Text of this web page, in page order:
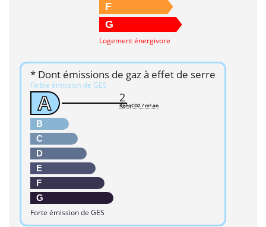
F
G
Logement énergivore
* Dont émissions de gaz à effet de serre
Faible émission de GES
A
B
C
D
E
F
G
Forte émission de GES
2
KgéqCO2 / m².an